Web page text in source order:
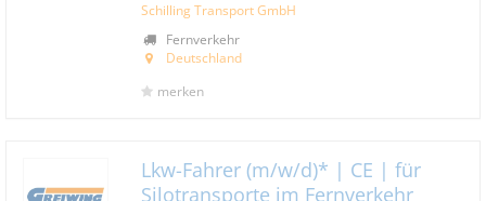
Schilling Transport GmbH
Fernverkehr
Deutschland
merken
Lkw-Fahrer (m/w/d)* | CE | für
Silotransporte im Fernverkehr